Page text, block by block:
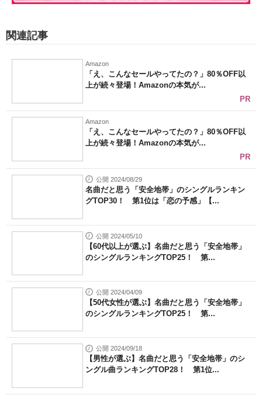
関連記事
Amazon
「え、こんなセールやってたの？」80％OFF以
上が続々登場！Amazonの本気が...
PR
Amazon
「え、こんなセールやってたの？」80％OFF以
上が続々登場！Amazonの本気が...
PR
公開 2024/08/29
名曲だと思う「安全地帯」のシングルランキン
グTOP30！ 第1位は「恋の予感」【...
公開 2024/05/10
【60代以上が選ぶ】名曲だと思う「安全地帯」
のシングルランキングTOP25！ 第...
公開 2024/04/09
【50代女性が選ぶ】名曲だと思う「安全地帯」
のシングルランキングTOP25！ 第...
公開 2024/09/18
【男性が選ぶ】名曲だと思う「安全地帯」のシ
ングル曲ランキングTOP28！ 第1位...